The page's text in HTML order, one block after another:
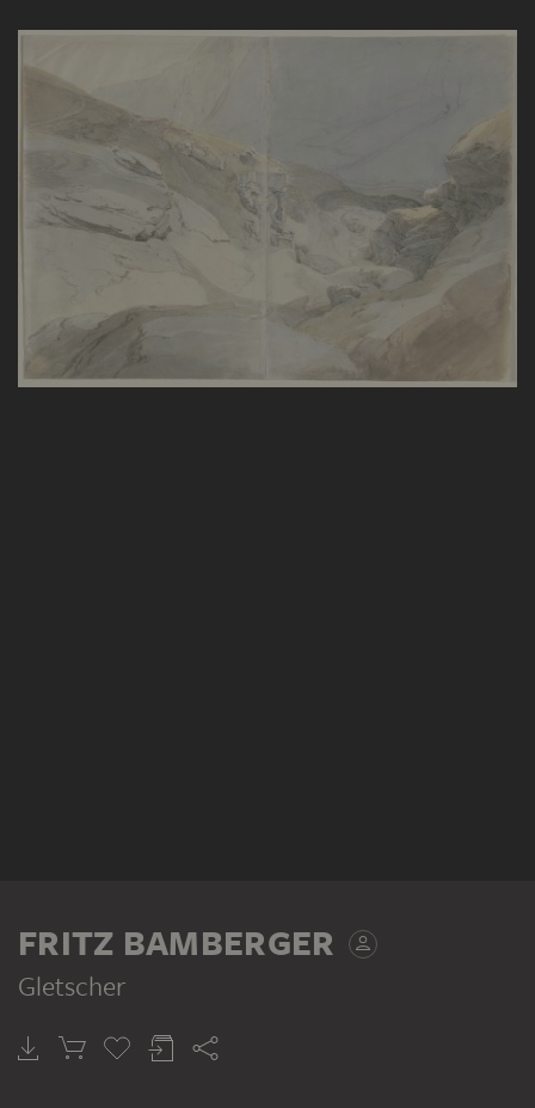
FRITZ BAMBERGER
Gletscher